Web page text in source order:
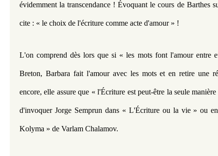
évidemment la transcendance ! Évoquant le cours de Barthes
cite : « le choix de l'écriture comme acte d'amour » !
L'on comprend dès lors que si « les mots font l'amour entre
Breton, Barbara fait l'amour avec les mots et en retire une
encore, elle assure que « l'Écriture est peut-être la seule
d'invoquer Jorge Semprun dans « L'Écriture ou la vie » ou
Kolyma » de Varlam Chalamov.